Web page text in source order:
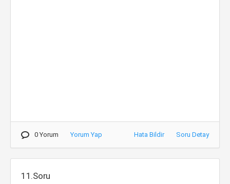
0 Yorum Yorum Yap Hata Bildir Soru Detay
11.Soru